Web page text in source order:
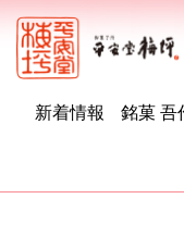
新着情報 銘菓 吾